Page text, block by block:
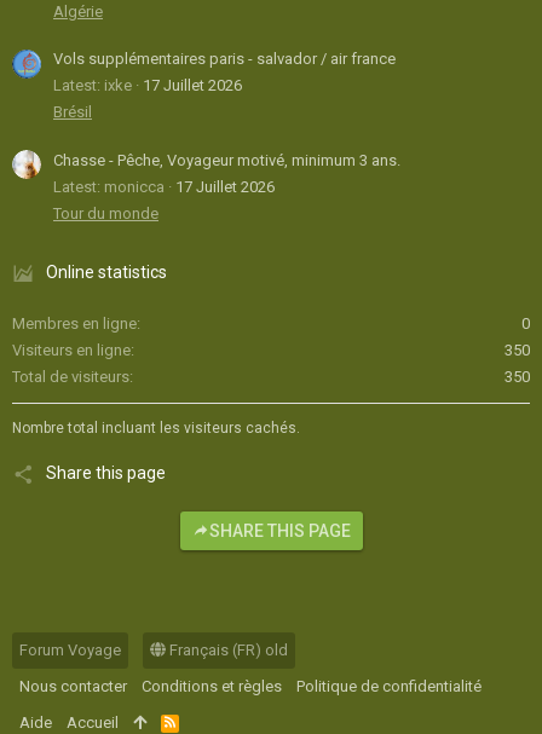
Algérie
Vols supplémentaires paris - salvador / air france
Latest: ixke
17 Juillet 2026
Brésil
Chasse - Pêche, Voyageur motivé, minimum 3 ans.
Latest: monicca
17 Juillet 2026
Tour du monde
Online statistics
Membres en ligne
0
Visiteurs en ligne
350
Total de visiteurs
350
Nombre total incluant les visiteurs cachés.
Share this page
SHARE THIS PAGE
Forum Voyage
Français (FR) old
Nous contacter
Conditions et règles
Politique de confidentialité
Aide
Accueil
R